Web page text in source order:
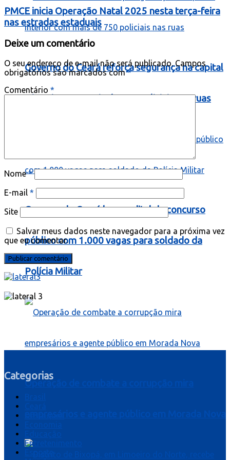
Governo do Ceará reforça segurança na capital
e interior com mais de 750 policiais nas ruas
Governo do Ceará lança edital de concurso
público com 1.000 vagas para soldado da
Polícia Militar
Operação de combate a corrupção mira
PMCE inicia Operação Natal 2025 nesta terça-feira
nas estradas estaduais
Deixe um comentário
O seu endereço de e-mail não será publicado. Campos
obrigatórios são marcados com*
Comentário *
Nome*
E-mail *
Site
Salvar meus dados neste navegador para a próxima vez
que eu comentar.
Categorias
Entretenimento